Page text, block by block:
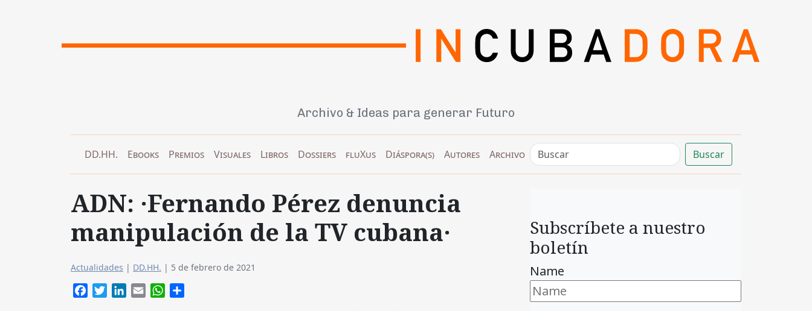
Archivo & Ideas para generar Futuro
DD.HH. Ebooks Premios Visuales Libros Dossiers fluXus Diáspora(s) Autores Archivo Buscar
ADN: ·Fernando Pérez denuncia
manipulación de la TV cubana·
Actualidades | DD.HH. | 5 de febrero de 2021
FacebookTwitterLinkedIn
Email WhatsApp
Subscríbete a nuestro
boletín
Name